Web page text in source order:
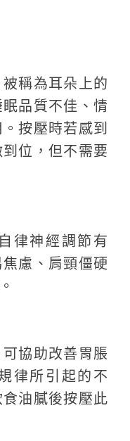
稱為耳朵上的
品質不佳、情
按壓時若感到
位，但不需要
律神經調節有
慮、肩頸僵硬
協助改善胃脹
律所引起的不
油膩後按壓此